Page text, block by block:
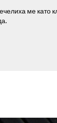
ме като